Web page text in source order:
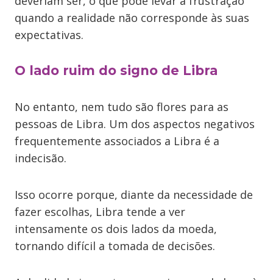
quando a realidade não corresponde às suas
expectativas.
O lado ruim do signo de Libra
No entanto, nem tudo são flores para as
pessoas de Libra. Um dos aspectos negativos
frequentemente associados a Libra é a
indecisão.
Isso ocorre porque, diante da necessidade de
fazer escolhas, Libra tende a ver
intensamente os dois lados da moeda,
tornando difícil a tomada de decisões.